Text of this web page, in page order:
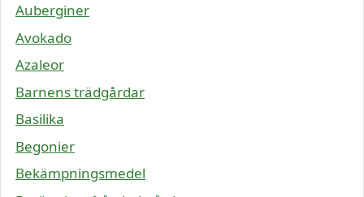
Auberginer
Avokado
Azaleor
Barnens trädgårdar
Basilika
Begonier
Bekämpningsmedel